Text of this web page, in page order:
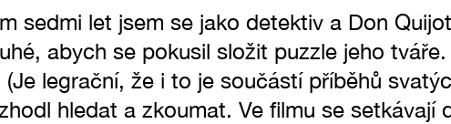
sedmi let jsem se jako detektiv a Don
abych se pokusil složit puzzle jeho
(Je legrační, že i to je součástí příběhů
hledat a zkoumat. Ve filmu se setkávají